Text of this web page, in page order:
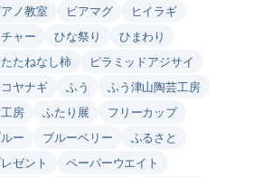
ノ教室 ビアマグ
ヒイラギ
ャー ひな祭り
ひまわり
たねなし柿
ピラミッドアジサイ
ヤナギ ふう
ふう津山陶芸工房
房 ふたり展
フリーカップ
ー ブルーベリー
ふるさと
ゼント
ペーパーウエイト